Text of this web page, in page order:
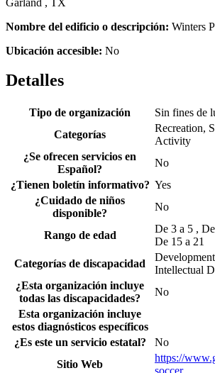
Nombre del edificio o descripción: Winters
Ubicación accesible: No
Detalles
Tipo de organización
Sin fines de
Categorías
Recreation,
Activity
¿Se ofrecen servicios en
Español?
No
¿Tienen boletín informativo? Yes
¿Cuidado de niños
disponible?
No
Rango de edad
De 3 a 5 ,
De 15 a 21
Categorías de discapacidad
Intellectual
¿Esta organización incluye
todas las discapacidades?
No
Esta organización incluye
estos diagnósticos específicos
¿Es este un servicio estatal?
No
Sitio Web
https://